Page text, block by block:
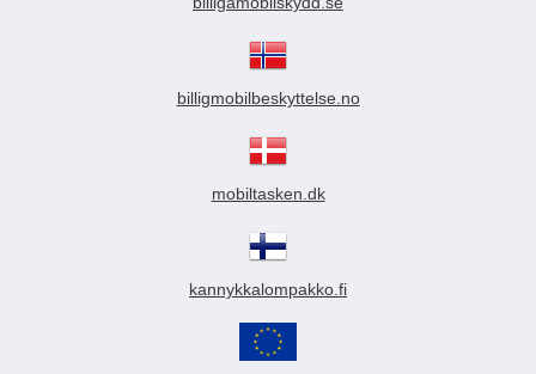
billigmobilbeskyttelse.no
mobiltasken.dk
kannykkalompakko.fi